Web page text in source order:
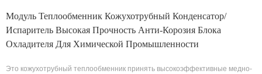
Модуль Теплообменник Кожухотрубный Конденсатор/
Испаритель Высокая Прочность Анти-Корозия Блока
Охладителя Для Химической Промышленности
Это кожухотрубный теплообменник принять высокоэффективные медно-